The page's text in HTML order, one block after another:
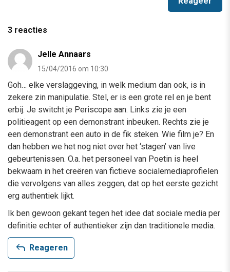
3 reacties
Jelle Annaars
15/04/2016 om 10:30
Goh… elke verslaggeving, in welk medium dan ook, is in
zekere zin manipulatie. Stel, er is een grote rel en je bent
erbij. Je switcht je Periscope aan. Links zie je een
politieagent op een demonstrant inbeuken. Rechts zie je
een demonstrant een auto in de fik steken. Wie film je? En
dan hebben we het nog niet over het ‘stagen’ van live
gebeurtenissen. O.a. het personeel van Poetin is heel
bekwaam in het creëren van fictieve socialemediaprofielen
die vervolgens van alles zeggen, dat op het eerste gezicht
erg authentiek lijkt.
Ik ben gewoon gekant tegen het idee dat sociale media per
definitie echter of authentieker zijn dan traditionele media.
reply Reageren